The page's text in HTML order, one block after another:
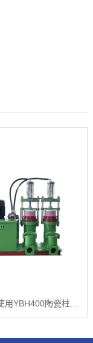
造纸厂使用YBH400陶瓷柱塞泵